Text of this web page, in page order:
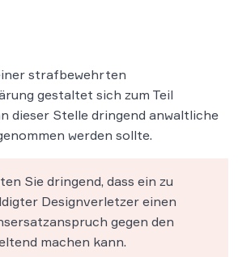
strafbewehrten
gestaltet sich zum Teil
dieser Stelle dringend anwaltliche
werden sollte.
Sie dringend, dass ein zu
Designverletzer einen
gegen den
machen kann.